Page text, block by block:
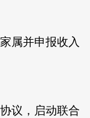
属并申报收入
议，启动联合